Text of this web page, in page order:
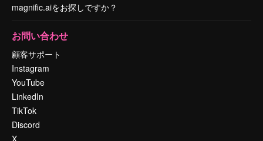
magnific.aiをお探しですか？
お問い合わせ
顧客サポート
Instagram
YouTube
LinkedIn
TikTok
Discord
X